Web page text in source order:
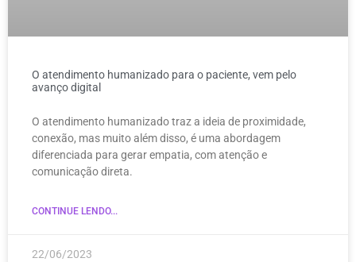
O atendimento humanizado para o paciente, vem pelo
avanço digital
O atendimento humanizado traz a ideia de proximidade,
conexão, mas muito além disso, é uma abordagem
diferenciada para gerar empatia, com atenção e
comunicação direta.
CONTINUE LENDO...
22/06/2023